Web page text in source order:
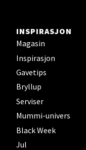
INSPIRASJON
Magasin
Inspirasjon
Gavetips
Bryllup
Serviser
Mummi-univers
Black Week
Jul
Leirvik -
Torgbakken 2,
Åpent i dag 10-17
1 i butikk